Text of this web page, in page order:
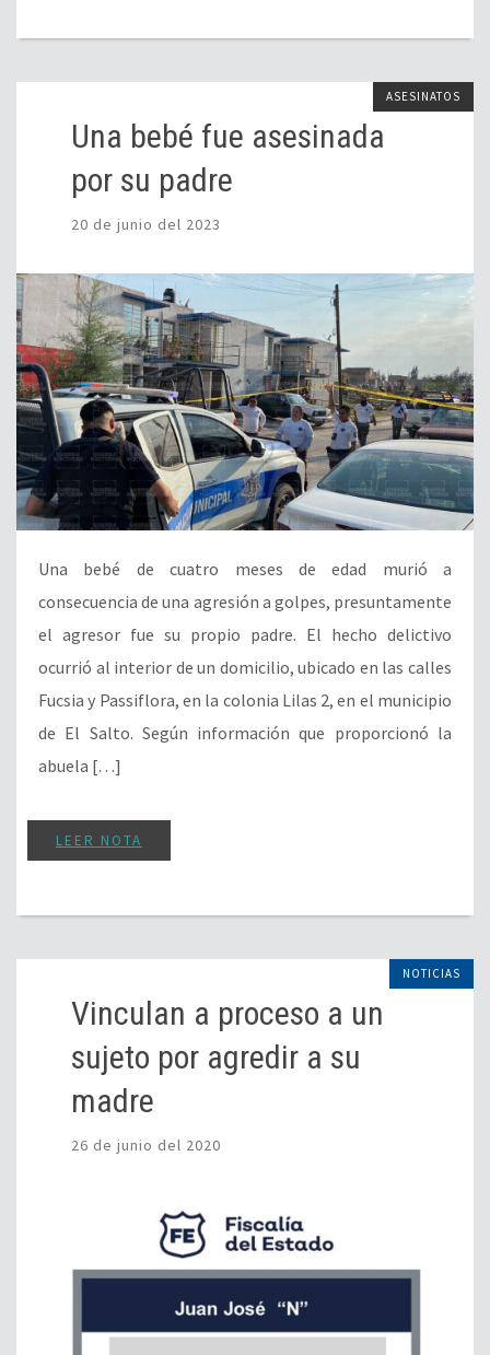
ASESINATOS
Una bebé fue asesinada
por su padre
20 de junio del 2023
Una bebé de cuatro meses de edad murió a
consecuencia de una agresión a golpes, presuntamente
el agresor fue su propio padre. El hecho delictivo
ocurrió al interior de un domicilio, ubicado en las calles
Fucsia y Passiflora, en la colonia Lilas 2, en el municipio
de El Salto. Según información que proporcionó la
abuela […]
LEER NOTA
NOTICIAS
Vinculan a proceso a un
sujeto por agredir a su
madre
26 de junio del 2020